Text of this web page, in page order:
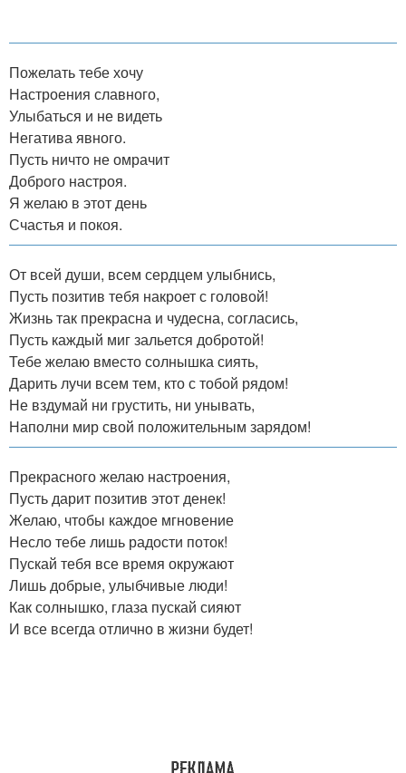
Пожелать тебе хочу
Настроения славного,
Улыбаться и не видеть
Негатива явного.
Пусть ничто не омрачит
Доброго настроя.
Я желаю в этот день
Счастья и покоя.
От всей души, всем сердцем улыбнись,
Пусть позитив тебя накроет с головой!
Жизнь так прекрасна и чудесна, согласись,
Пусть каждый миг зальется добротой!
Тебе желаю вместо солнышка сиять,
Дарить лучи всем тем, кто с тобой рядом!
Не вздумай ни грустить, ни унывать,
Наполни мир свой положительным зарядом!
Прекрасного желаю настроения,
Пусть дарит позитив этот денек!
Желаю, чтобы каждое мгновение
Несло тебе лишь радости поток!
Пускай тебя все время окружают
Лишь добрые, улыбчивые люди!
Как солнышко, глаза пускай сияют
И все всегда отлично в жизни будет!